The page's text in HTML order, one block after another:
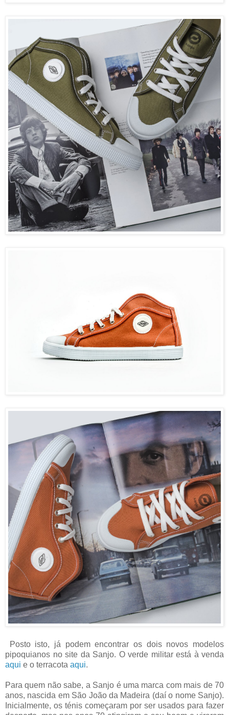
Posto isto, já podem encontrar os dois novos modelos
pipoquianos no site da Sanjo. O verde militar está à venda
aqui e o terracota aqui.
Para quem não sabe, a Sanjo é uma marca com mais de 70
anos, nascida em São João da Madeira (daí o nome Sanjo).
Inicialmente, os ténis começaram por ser usados para fazer